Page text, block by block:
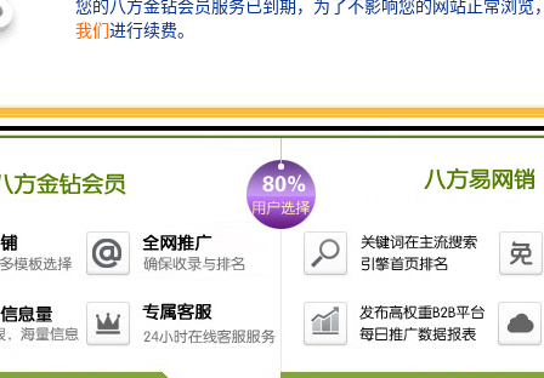
6. **污泥处理设备**：
- **污泥回流系统**：将处理后的污泥循环利用，提高
选择洗衣房污水处理设备时，需要根据实际的污水水质
和处理要求进行合理配置，同时要符合当地的环保法
规。